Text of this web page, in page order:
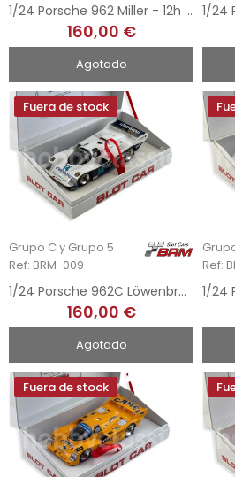
1/24 Porsche 962 Miller - 12h Sebring 1988
160,00 €
Agotado
Fuera de stock
Grupo C y Grupo 5
Ref: BRM-009
1/24 Porsche 962C Löwenbräu - 24h Daytona 1985
160,00 €
Agotado
Ref:
Fuera de stock